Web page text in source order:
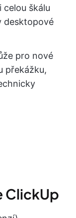
škálu
desktopové
pro nové
překážku,
ClickUp